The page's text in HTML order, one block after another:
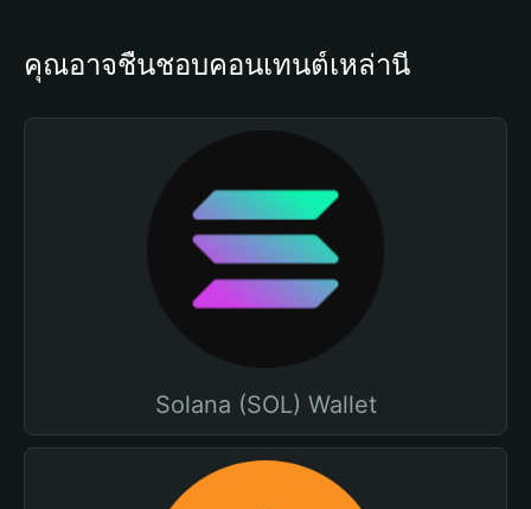
คุณอาจชื่นชอบคอนเทนต์เหล่านี้
Solana (SOL) Wallet